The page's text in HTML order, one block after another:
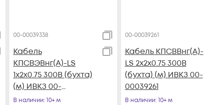
00-00039338
Кабель
КПСВЭВнг(А)-LS
1х2х0.75 300В (бухта)
(м) ИВКЗ 00-
00039338
В наличии: 10+ м
00-00039261
Кабель КПСВВнг(А)-
LS 2х2х0.75 300В
(бухта) (м) ИВКЗ 00-
00039261
В наличии: 10+ м